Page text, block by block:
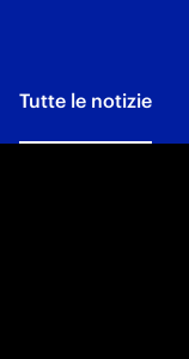
Tutte le notizie